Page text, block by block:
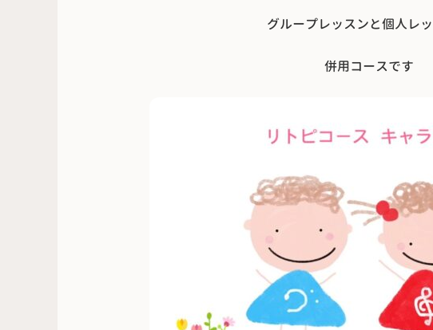
グループレッスンと個人レ
併用コースです